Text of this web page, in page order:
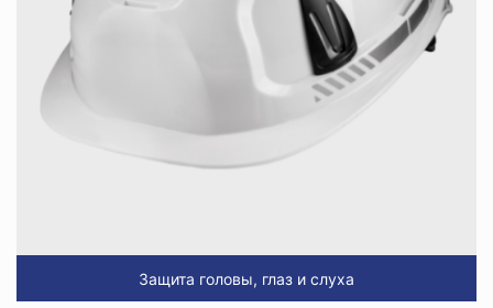
Защита головы, глаз и слуха